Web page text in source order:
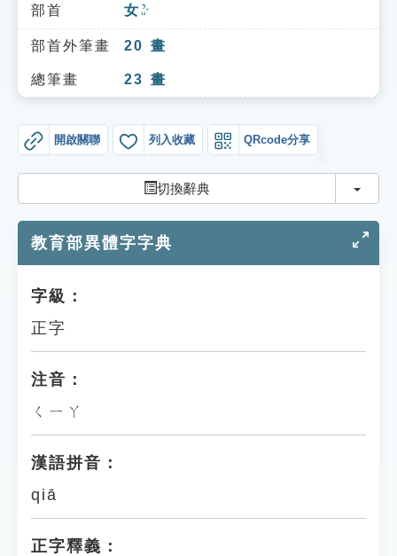
索引選單
知識索引
單字索引
貓頭鷹博士
部首 女 ㄋㄩˇ
部首外筆畫 20 畫
總筆畫 23 畫
開啟關聯 列入收藏 QRcode分享
切換辭典 切換
教育部異體字字典
字級：
正字
注音：
ㄑㄧㄚ
漢語拼音：
qiā
正字釋義：